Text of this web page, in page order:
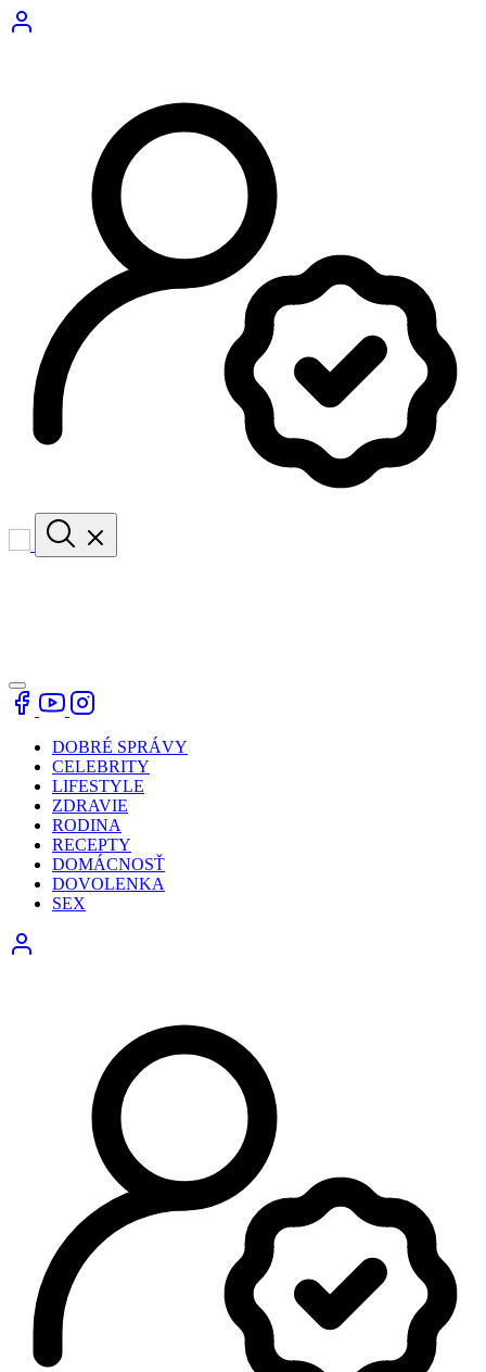
DOBRÉ SPRÁVY
CELEBRITY
LIFESTYLE
ZDRAVIE
RODINA
RECEPTY
DOMÁCNOSŤ
DOVOLENKA
SEX